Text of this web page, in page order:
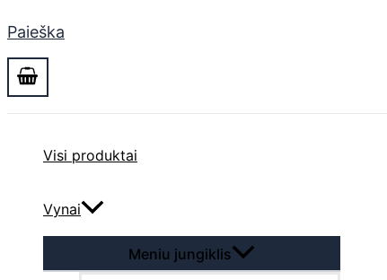
Paieška
Visi produktai
Vynai
Meniu jungiklis